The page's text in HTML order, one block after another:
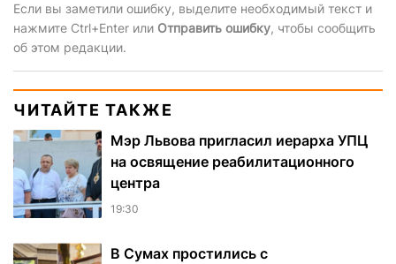
Если вы заметили ошибку, выделите необходимый текст и
нажмите Ctrl+Enter или Отправить ошибку, чтобы сообщить
об этом редакции.
ЧИТАЙТЕ ТАКЖЕ
Мэр Львова пригласил иерарха УПЦ
на освящение реабилитационного
центра
19:30
В Сумах простились с